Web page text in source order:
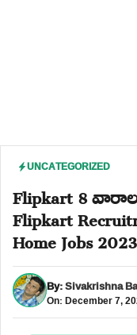
UNCATEGORIZED
Flipkart 8
Flipkart
Home Jobs 2023
By:Sivakrishna
On: December 7,